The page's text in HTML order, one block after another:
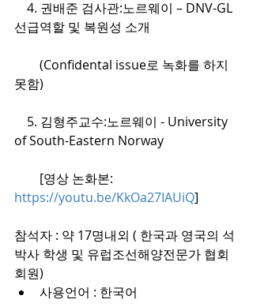
선급역할 및 복원성 소개
못함)
of South-Eastern Norway
        [영상 논화본:
https://youtu.be/KkOa27IAUiQ]
참석자 : 약 17명내외 ( 한국과 영국의 석
박사 학생 및 유럽조선해양전문가 협회
회원)
사용언어 : 한국어